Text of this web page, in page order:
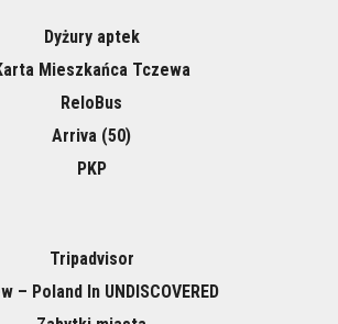
Dyżury aptek
Mieszkańca Tczewa
ReloBus
Arriva (50)
PKP
Tripadvisor
– Poland In UNDISCOVERED